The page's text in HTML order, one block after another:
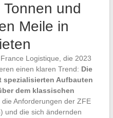
und
Meile in
Logistique, die 2023
einen klaren Trend: Die
spezialisierten Aufbauten
dem klassischen
Anforderungen der ZFE
und die sich ändernden